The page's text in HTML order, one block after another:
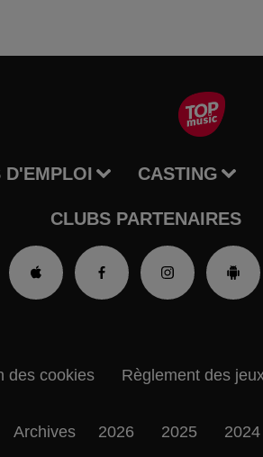
D'EMPLOI CASTING
CLUBS PARTENAIRES
des cookies Règlement des
Archives 2026 2025 2024